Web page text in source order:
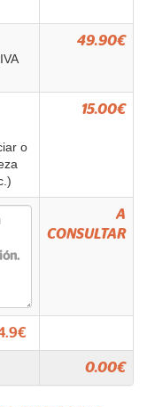
49.90€
o
15.00€
A
CONSULTAR
€
0.00€